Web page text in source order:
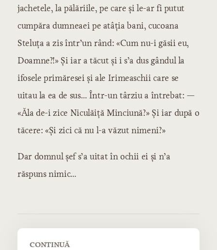
jachetele, la pălăriile, pe care și le-ar fi putut
cumpăra dumneaei pe atâția bani, cucoana
Steluța a zis într’un rând: «Cum nu-i găsii eu,
Doamne?!» Și iar a tăcut și i s’a dus gândul la
ifosele primăresei și ale Irimeaschii care se
uitau la ea de sus… Într-un târziu a întrebat: —
«Ăla de-i zice Niculăiță Minciună?» Și iar după o
tăcere: «Și zici că nu l-a văzut nimeni?»
Dar domnul șef s’a uitat în ochii ei și n’a
răspuns nimic…
CONTINUĂ